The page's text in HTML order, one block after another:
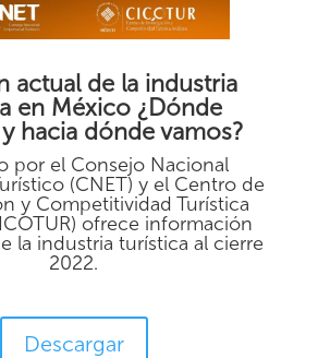
actual de la industria
en México ¿Dónde
hacia dónde vamos?
por el Consejo Nacional
(CNET) y el Centro de
y Competitividad Turística
ofrece información
la industria turística al cierre
2022.
Descargar